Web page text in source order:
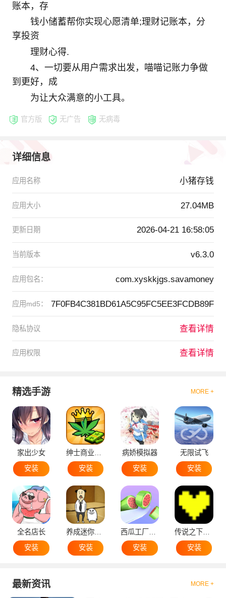
账本，存
钱小储蓄帮你实现心愿清单;理财记账本，分
享投资
理财心得.
4、一切要从用户需求出发，喵喵记账力争做
到更好，成
为让大众满意的小工具。
官方版 无广告 无病毒
详细信息
应用名称 小猪存钱
应用大小 27.04MB
更新日期 2026-04-21 16:58:05
当前版本 v6.3.0
应用包名： com.xyskkjgs.savamoney
应用md5： 7F0FB4C381BD61A5C95FC5EE3FCDB89F
隐私协议 查看详情
应用权限 查看详情
精选手游 MORE +
家出少女
安装
绅士商业策略
安装
病娇模拟器
安装
无限试飞
安装
全名店长
安装
养成迷你大叔
安装
西瓜工厂大亨
安装
传说之下黄魂
安装
最新资讯 MORE +